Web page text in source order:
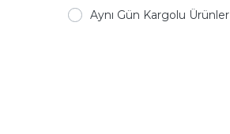
Aynı Gün Kargolu Ürünler